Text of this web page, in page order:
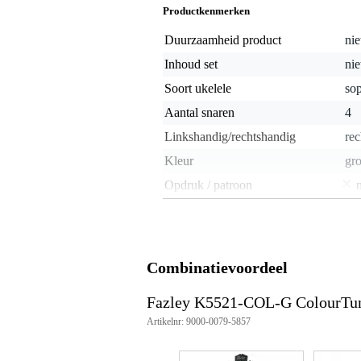
Productkenmerken
Duurzaamheid product
Inhoud set
Soort ukelele
Aantal snaren
4
Linkshandig/rechtshandig
Kleur
Opdruk / patroon
Houtsoort zijkant
Combinatievoordeel
Fazley K5521-COL-G
Artikelnr: 9000-0079-5857